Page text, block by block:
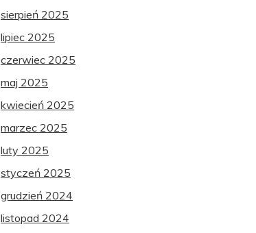
sierpień 2025
lipiec 2025
czerwiec 2025
maj 2025
kwiecień 2025
marzec 2025
luty 2025
styczeń 2025
grudzień 2024
listopad 2024